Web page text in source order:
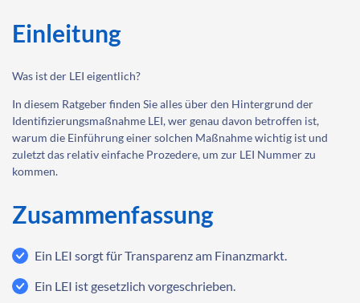
Einleitung
Was ist der LEI eigentlich?
In diesem Ratgeber finden Sie alles über den Hintergrund der
Identifizierungsmaßnahme LEI, wer genau davon betroffen ist,
warum die Einführung einer solchen Maßnahme wichtig ist und
zuletzt das relativ einfache Prozedere, um zur LEI Nummer zu
kommen.
Zusammenfassung
Ein LEI sorgt für Transparenz am Finanzmarkt.
Ein LEI ist gesetzlich vorgeschrieben.